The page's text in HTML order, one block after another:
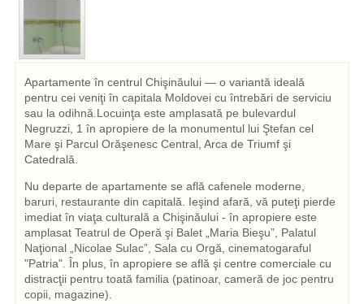
Apartamente în centrul Chişinăului — o variantă ideală
pentru cei veniţi în capitala Moldovei cu întrebări de serviciu
sau la odihnă.Locuinţa este amplasată pe bulevardul
Negruzzi, 1 în apropiere de la monumentul lui Ştefan cel
Mare şi Parcul Orăşenesc Central, Arca de Triumf şi
Catedrală.
Nu departe de apartamente se află cafenele moderne,
baruri, restaurante din capitală. Ieşind afară, vă puteţi pierde
imediat în viaţa culturală a Chişinăului - în apropiere este
amplasat Teatrul de Operă şi Balet „Maria Bieşu”, Palatul
Naţional „Nicolae Sulac”, Sala cu Orgă, cinematogaraful
"Patria". În plus, în apropiere se află şi centre comerciale cu
distracţii pentru toată familia (patinoar, cameră de joc pentru
copii, magazine).